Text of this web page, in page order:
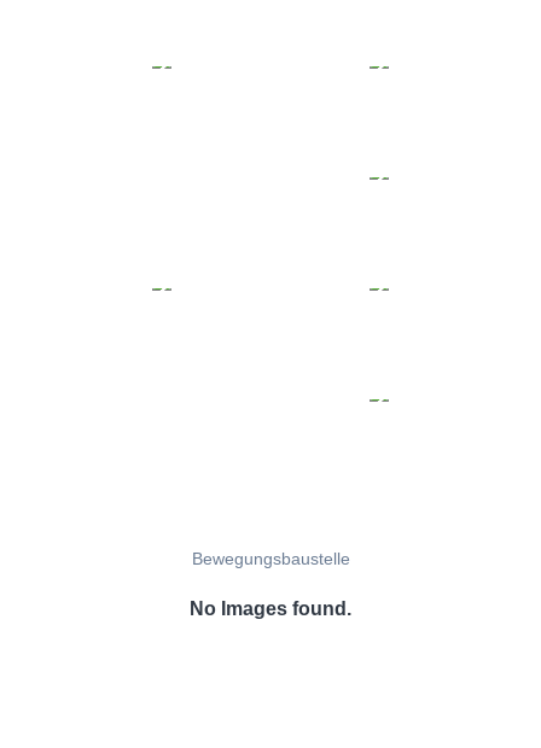
Bewegungsbaustelle
No Images found.